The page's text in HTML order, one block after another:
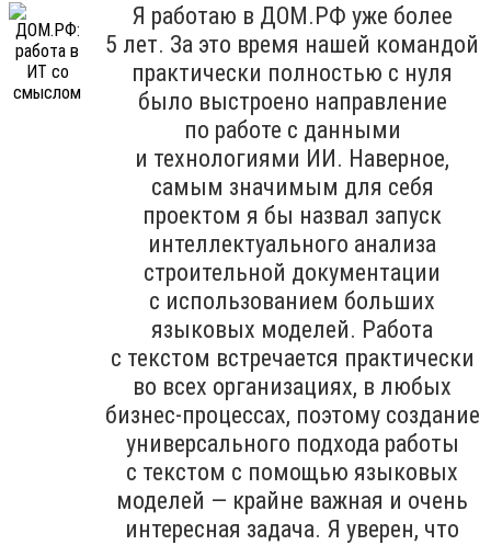
Я работаю в ДОМ.РФ уже более
5 лет. За это время нашей командой
практически полностью с нуля
было выстроено направление
по работе с данными
и технологиями ИИ. Наверное,
самым значимым для себя
проектом я бы назвал запуск
интеллектуального анализа
строительной документации
с использованием больших
языковых моделей. Работа
с текстом встречается практически
во всех организациях, в любых
бизнес-процессах, поэтому создание
универсального подхода работы
с текстом с помощью языковых
моделей — крайне важная и очень
интересная задача. Я уверен, что